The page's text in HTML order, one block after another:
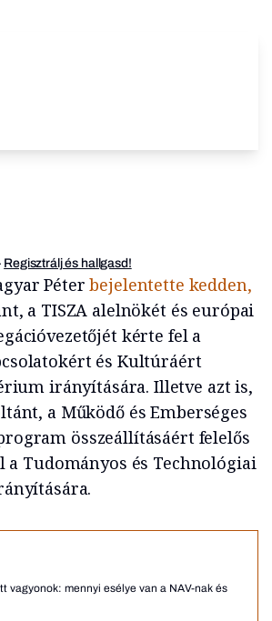
Regisztrálj és hallgasd!
Péter bejelentette kedden,
a TISZA alelnökét és európai
kérte fel a
és Kultúráért
irányítására. Illetve azt is,
a Működő és Emberséges
összeállításáért felelős
a Tudományos és Technológiai
vagyonok: mennyi esélye van a NAV-nak és